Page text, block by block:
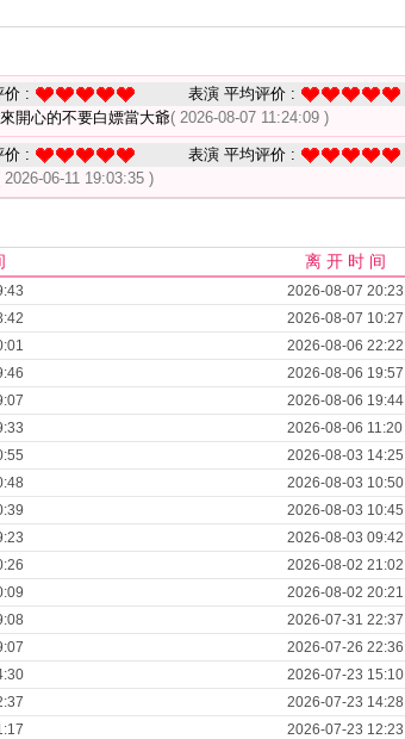
价 : 表演 平均评价 :
開心的不要白嫖當大爺( 2026-08-07 11:24:09 )
价 : 表演 平均评价 :
2026-06-11 19:03:35 )
离 开 时 间
2026-08-07 20:23
2026-08-07 10:27
2026-08-06 22:22
2026-08-06 19:57
2026-08-06 19:44
2026-08-06 11:20
2026-08-03 14:25
2026-08-03 10:50
2026-08-03 10:45
2026-08-03 09:42
2026-08-02 21:02
2026-08-02 20:21
2026-07-31 22:37
2026-07-26 22:36
2026-07-23 15:10
2026-07-23 14:28
2026-07-23 12:23